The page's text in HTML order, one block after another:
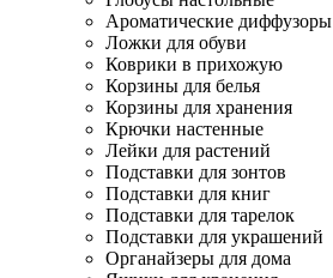
Ароматические диффузоры
Ложки для обуви
Коврики в прихожую
Корзины для белья
Корзины для хранения
Крючки настенные
Лейки для растений
Подставки для зонтов
Подставки для книг
Подставки для тарелок
Подставки для украшений
Органайзеры для дома